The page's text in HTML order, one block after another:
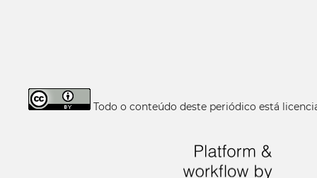
Todo o conteúdo deste periódico está